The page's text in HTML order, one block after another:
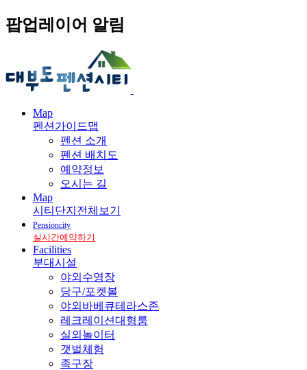
팝업레이어 알림
Map
펜션가이드맵
펜션 소개
펜션 배치도
예약정보
오시는 길
Map
시티단지전체보기
Pensioncity
실시간예약하기
Facilities
부대시설
야외수영장
당구/포켓볼
야외바베큐테라스존
레크레이션대형룸
실외놀이터
갯벌체험
족구장